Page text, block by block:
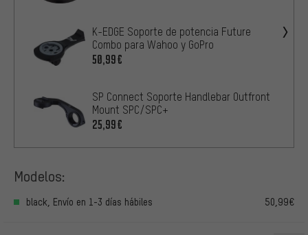
K-EDGE Soporte de potencia Future
Combo para Wahoo y GoPro
50,99€
SP Connect Soporte Handlebar Outfront
Mount SPC/SPC+
25,99€
Modelos:
black, Envío en 1-3 días hábiles 50,99€